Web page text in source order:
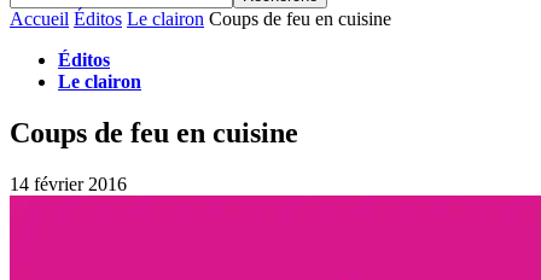
Accueil Éditos Le clairon Coups de feu en cuisine
Éditos
Le clairon
Coups de feu en cuisine
14 février 2016